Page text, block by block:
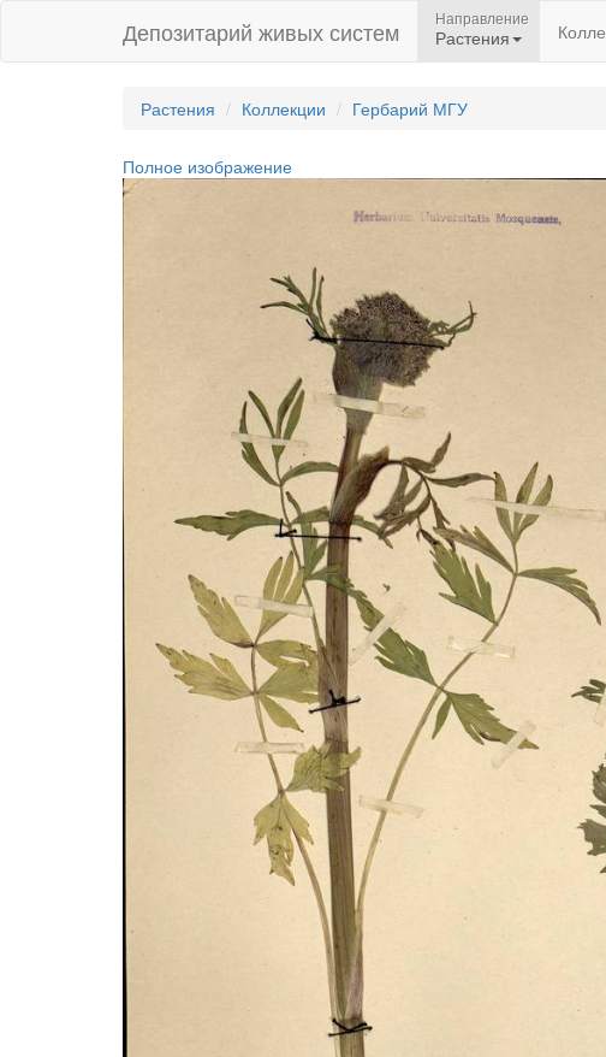
Депозитарий живых систем Направление
Растения
Растения Коллекции Гербарий МГУ
Полное изображение